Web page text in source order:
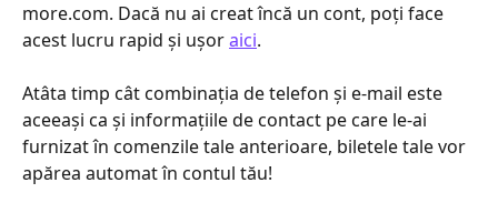
more.com. Dacă nu ai creat încă un cont, poți face
acest lucru rapid și ușor aici.
Atâta timp cât combinația de telefon și e-mail este
aceeași ca și informațiile de contact pe care le-ai
furnizat în comenzile tale anterioare, biletele tale vor
apărea automat în contul tău!